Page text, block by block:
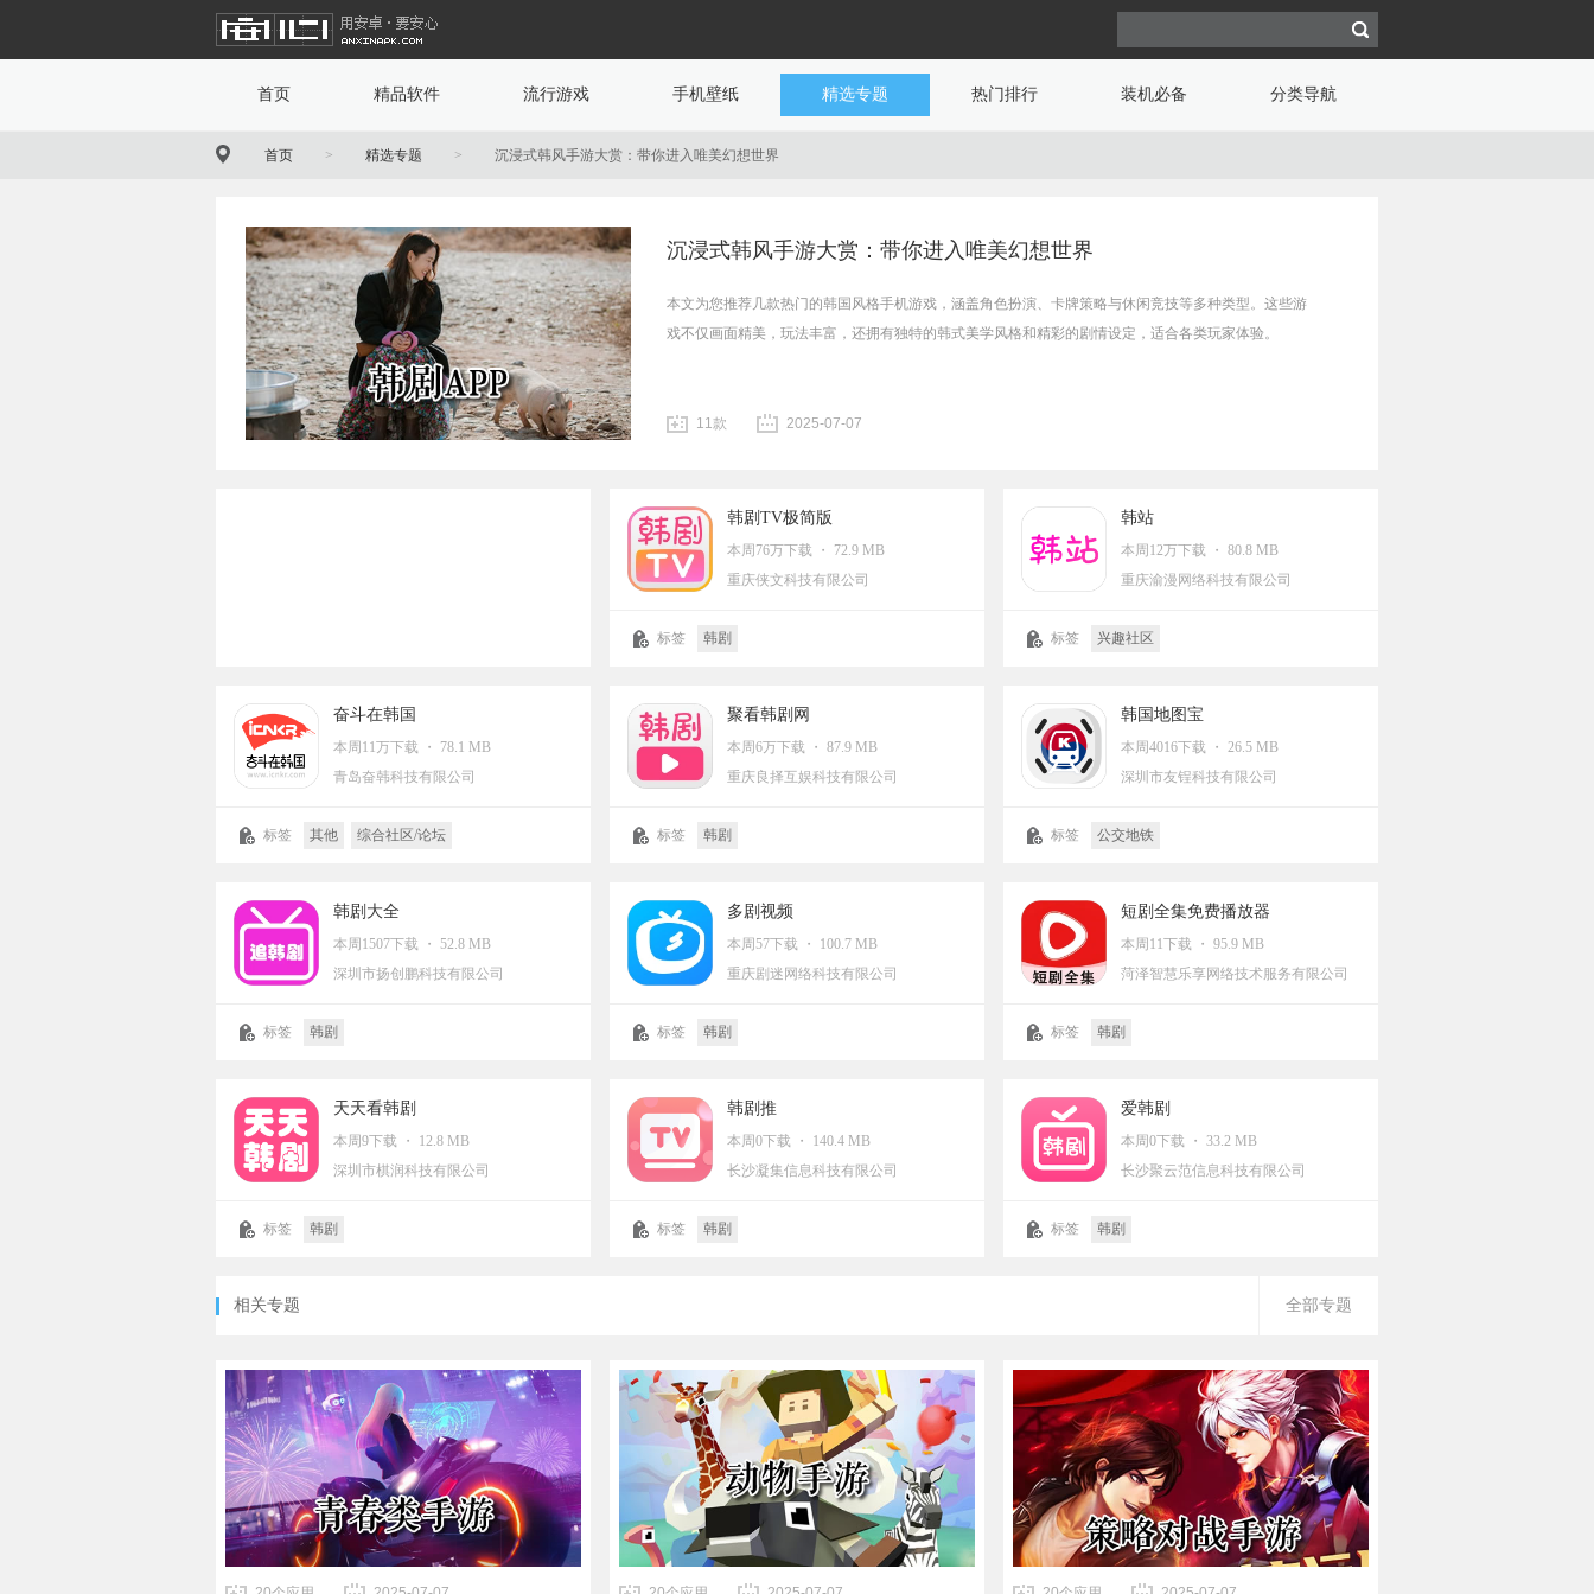
首页 精品软件 流行游戏 手机壁纸 精选专题 热门排行 装机必备 分类导航
首页 > 精选专题 > 沉浸式韩风手游大赏：带你进入唯美幻想世界
沉浸式韩风手游大赏：带你进入唯美幻想世界
本文为您推荐几款热门的韩国风格手机游戏，涵盖角色扮演、卡牌策略与休闲竞技等多种类型。这些游
戏不仅画面精美，玩法丰富，还拥有独特的韩式美学风格和精彩的剧情设定，适合各类玩家体验。
11款 2025-07-07
韩剧TV极简版
本周76万下载 ・ 72.9 MB
重庆侠文科技有限公司
标签 韩剧
韩站
本周12万下载 ・ 80.8 MB
重庆渝漫网络科技有限公司
标签 兴趣社区
奋斗在韩国
本周11万下载 ・ 78.1 MB
青岛奋韩科技有限公司
标签 其他 综合社区/论坛
聚看韩剧网
本周6万下载 ・ 87.9 MB
重庆良择互娱科技有限公司
标签 韩剧
韩国地图宝
本周4016下载 ・ 26.5 MB
深圳市友锃科技有限公司
标签 公交地铁
韩剧大全
本周1507下载 ・ 52.8 MB
深圳市扬创鹏科技有限公司
标签 韩剧
多剧视频
本周57下载 ・ 100.7 MB
重庆剧迷网络科技有限公司
标签 韩剧
短剧全集免费播放器
本周11下载 ・ 95.9 MB
菏泽智慧乐享网络技术服务有限公司
标签 韩剧
天天看韩剧
本周9下载 ・ 12.8 MB
深圳市棋润科技有限公司
标签 韩剧
韩剧推
本周0下载 ・ 140.4 MB
长沙凝集信息科技有限公司
标签 韩剧
爱韩剧
本周0下载 ・ 33.2 MB
长沙聚云范信息科技有限公司
标签 韩剧
全部专题
相关专题